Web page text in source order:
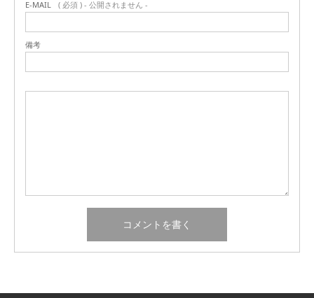
E-MAIL ( 必須 ) - 公開されません -
備考